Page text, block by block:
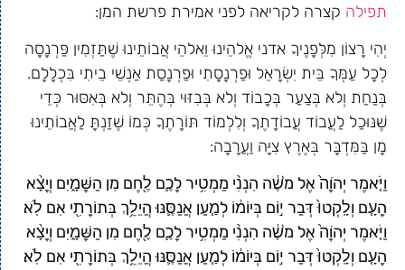
תפילה קצרה לקריאה לפני אמירת פרשת המן:
יְהִי רָצוֹן מִלְּפָנֶיךָ אדני אֱלהֵינוּ וֵאלהֵי אֲבוֹתֵינוּ שֶׁתַּזְמִין פַּרְנָסָה
לְכָל עַמְּךָ בֵּית יִשְׂרָאֵל וּפַרְנָסָתִי וּפַרְנָסַת אַנְשֵׁי בֵיתִי בִּכְלָלָם.
בְּנַחַת וְלא בְּצַעַר בְּכָבוֹד וְלא בְּבִזּוּי בְּהֶתֵּר וְלא בְּאִסּוּר כְּדֵי
שֶׁנּוּכַל לַעֲבוֹד עֲבוֹדָתֶךָ וְלִלְמוֹד תּוֹרָתֶךָ כְּמוֹ שֶׁזַנְתָּ לַאֲבוֹתֵינוּ
מָן בַּמִּדְבָּר בְּאֶרֶץ צִיָּה וַעֲרָבָה:
וַיֹּ֤אמֶר יְהֹוָה֙ אֶל מֹשֶׁ֔ה הִנְנִ֨י מַמְטִ֥יר לָכֶ֛ם לֶ֖חֶם מִן הַשָּׁמָ֑יִם וְיָצָ֨א
הָעָ֤ם וְלָֽקְטוּ֙ דְּבַר י֣וֹם בְּיוֹמ֔וֹ לְמַ֧עַן אֲנַסֶּ֛נּוּ הֲיֵלֵ֥ךְ בְּתוֹרָתִ֖י אִם לֹֽא׃
וַיֹּ֤אמֶר יְהֹוָה֙ אֶל מֹשֶׁ֔ה הִנְנִ֨י מַמְטִ֥יר לָכֶ֛ם לֶ֖חֶם מִן הַשָּׁמָ֑יִם וְיָצָ֨א
הָעָ֤ם וְלָֽקְטוּ֙ דְּבַר י֣וֹם בְּיוֹמ֔וֹ לְמַ֧עַן אֲנַסֶּ֛נּוּ הֲיֵלֵ֥ךְ בְּתוֹרָתִ֖י אִם לֹֽא׃